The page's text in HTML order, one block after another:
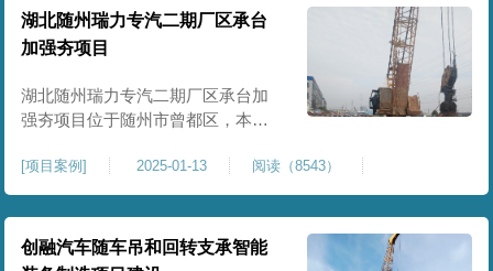
大型强夯机一台，并配备28m龙门架
一幅辅助高能级强夯施工，配备
85T，直径为2m，高度为2.2m的柱
锤一个，柱锤接地面积更小，强夯
穿透
湖北随州瑞力专汽二期厂区承台
加强夯项目
湖北随州瑞力专汽二期厂区承台加
强夯项目位于随州市曾都区，本项
要求采用强夯置换工艺进行加固处
理，要求经处理深度不小于8米，地
基承载力不小于180Kpa，该项目场
地周边已有建筑物，且本项目采用
夯击能较大，夯击次数较多，为确
[项目案例] 2025-01-13 阅读（8543）
创融汽车随车吊和回转支承智能